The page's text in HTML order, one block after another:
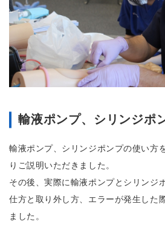
輸液ポンプ、シリンジポ
輸液ポンプ、シリンジポンプの使い方
りご説明いただきました。
その後、実際に輸液ポンプとシリンジ
仕方と取り外し方、エラーが発生した
ました。